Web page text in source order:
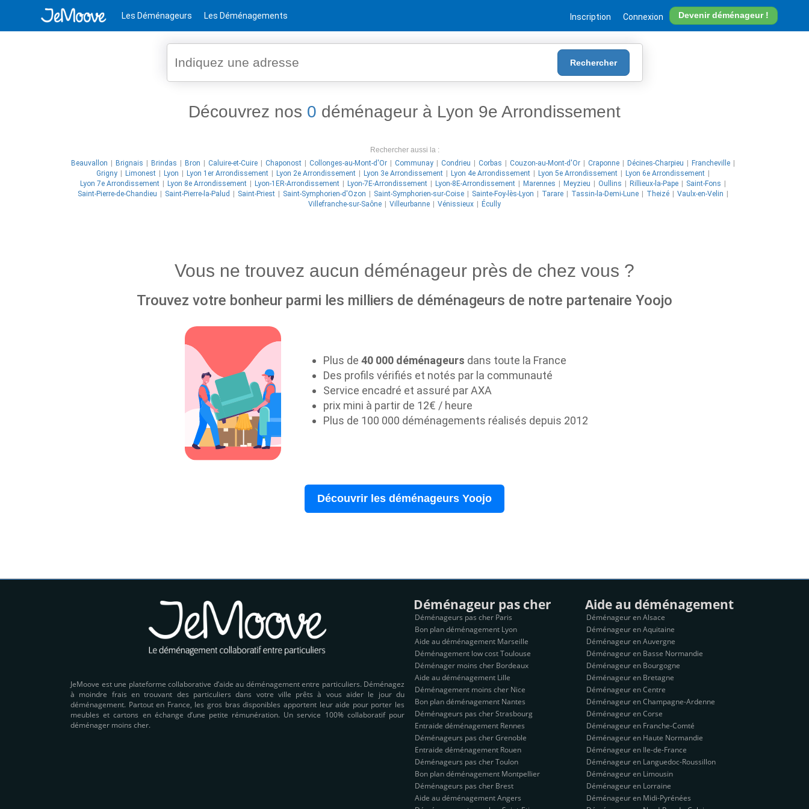
Les Déménageurs Les Déménagements Inscription Connexion Devenir déménageur !
Rechercher
Découvrez nos 0 déménageur à Lyon 9e Arrondissement
Rechercher aussi la :
Beauvallon
Brignais Brindas Bron Caluire-et-Cuire Chaponost Collonges-au-Mont-d'Or Communay Condrieu Corbas Couzon-au-Mont-d'Or Craponne Décines-Charpieu
Francheville
Grigny
Limonest Lyon Lyon 1er Arrondissement Lyon 2e Arrondissement Lyon 3e Arrondissement Lyon 4e Arrondissement Lyon 5e Arrondissement
Lyon 6e Arrondissement
Lyon 7e Arrondissement
Lyon 8e Arrondissement Lyon-1ER-Arrondissement Lyon-7E-Arrondissement Lyon-8E-Arrondissement Marennes Meyzieu Oullins Rillieux-la-Pape
Saint-Fons
Saint-Pierre-de-Chandieu
Saint-Pierre-la-Palud Saint-Priest Saint-Symphorien-d'Ozon Saint-Symphorien-sur-Coise Sainte-Foy-lès-Lyon Tarare Tassin-la-Demi-Lune Theizé
Vaulx-en-Velin
Villefranche-sur-Saône
Villeurbanne Vénissieux Écully
Vous ne trouvez aucun déménageur près de chez vous ?
Trouvez votre bonheur parmi les milliers de déménageurs de notre partenaire Yoojo
Plus de 40 000 déménageurs dans toute la France
Des profils vérifiés et notés par la communauté
Service encadré et assuré par AXA
prix mini à partir de 12€ / heure
Plus de 100 000 déménagements réalisés depuis 2012
Découvrir les déménageurs Yoojo
JeMoove est une plateforme collaborative d’aide au déménagement entre particuliers. Déménagez
à moindre frais en trouvant des particuliers dans votre ville prêts à vous aider le jour du
déménagement. Partout en France, les gros bras disponibles apportent leur aide pour porter les
meubles et cartons en échange d’une petite rémunération. Un service 100% collaboratif pour
déménager moins cher.
Déménageur pas cher
Déménageurs pas cher Paris
Bon plan déménagement Lyon
Aide au déménagement Marseille
Déménagement low cost Toulouse
Déménager moins cher Bordeaux
Aide au déménagement Lille
Déménagement moins cher Nice
Bon plan déménagement Nantes
Déménageurs pas cher Strasbourg
Entraide déménagement Rennes
Déménageurs pas cher Grenoble
Entraide déménagement Rouen
Déménageurs pas cher Toulon
Bon plan déménagement Montpellier
Déménageurs pas cher Brest
Aide au déménagement Angers
Aide au déménagement
Déménageur en Alsace
Déménageur en Aquitaine
Déménageur en Auvergne
Déménageur en Basse Normandie
Déménageur en Bourgogne
Déménageur en Bretagne
Déménageur en Centre
Déménageur en Champagne-Ardenne
Déménageur en Corse
Déménageur en Franche-Comté
Déménageur en Haute Normandie
Déménageur en Ile-de-France
Déménageur en Languedoc-Roussillon
Déménageur en Limousin
Déménageur en Lorraine
Déménageur en Midi-Pyrénées